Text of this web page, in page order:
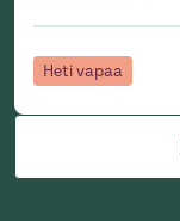
Heti vapaa